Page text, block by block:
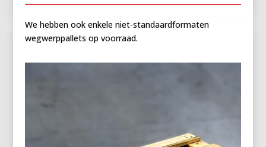
We hebben ook enkele niet-standaardformaten
wegwerppallets op voorraad.